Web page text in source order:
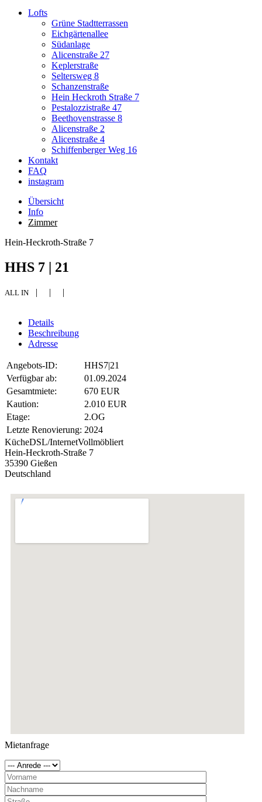
Lofts
Grüne Stadtterrassen
Eichgärtenallee
Südanlage
Alicenstraße 27
Keplerstraße
Seltersweg 8
Schanzenstraße
Hein Heckroth Straße 7
Pestalozzistraße 47
Beethovenstrasse 8
Alicenstraße 2
Alicenstraße 4
Schiffenberger Weg 16
Kontakt
FAQ
instagram
Übersicht
Info
Zimmer
Hein-Heckroth-Straße 7
HHS 7 | 21
ALL IN | | |
Details
Beschreibung
Adresse
Angebots-ID:
HHS7|21
Verfügbar ab:
01.09.2024
Gesamtmiete:
670 EUR
Kaution:
2.010 EUR
Etage:
2.OG
Letzte Renovierung: 2024
KücheDSL/InternetVollmöbliert
Hein-Heckroth-Straße 7
35390 Gießen
Deutschland
Mietanfrage